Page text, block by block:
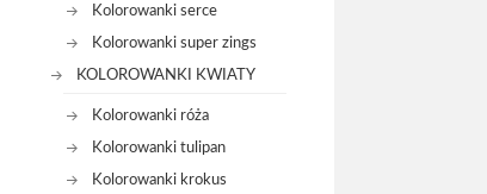
Kolorowanki serce
Kolorowanki super zings
KOLOROWANKI KWIATY
Kolorowanki róża
Kolorowanki tulipan
Kolorowanki krokus